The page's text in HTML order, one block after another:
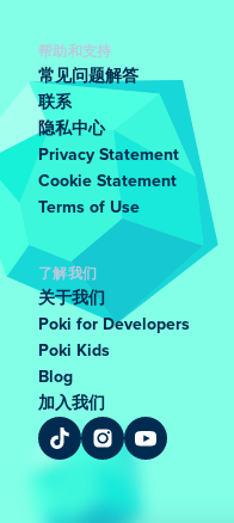
帮助和支持
常见问题解答
联系
隐私中心
Privacy Statement
Cookie Statement
Terms of Use
了解我们
关于我们
Poki for Developers
Poki Kids
Blog
加入我们